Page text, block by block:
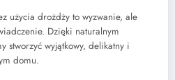
użycia drożdży to wyzwanie, ale
Dzięki naturalnym
stworzyć wyjątkowy, delikatny i
domu.